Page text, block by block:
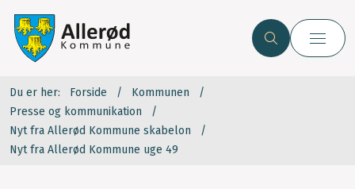
Du er her: Forside
Kommunen
Presse og kommunikation
Nyt fra Allerød Kommune skabelon
Nyt fra Allerød Kommune uge 49